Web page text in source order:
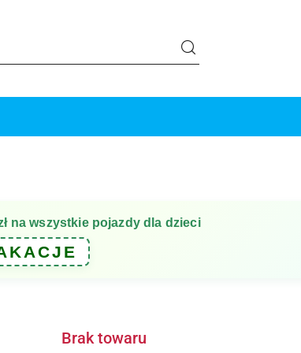
na wszystkie pojazdy dla dzieci
Brak towaru